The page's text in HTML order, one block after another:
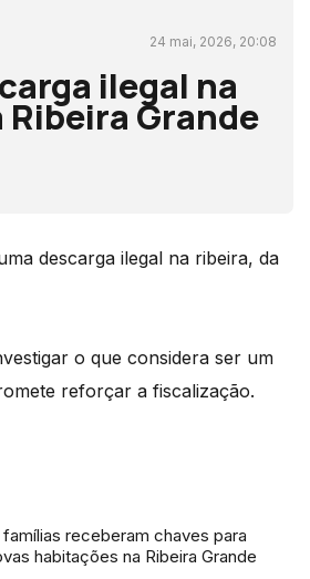
24 mai, 2026, 20:08
ilegal na
Grande
descarga ilegal na ribeira, da
o que considera ser um
reforçar a fiscalização.
famílias receberam chaves para
habitações na Ribeira Grande